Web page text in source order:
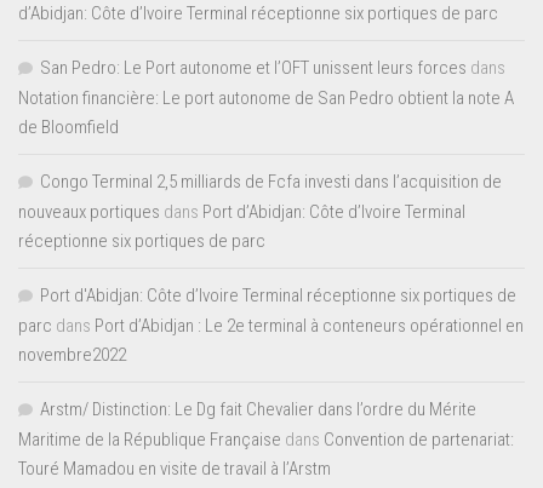
d’Abidjan: Côte d’Ivoire Terminal réceptionne six portiques de parc
San Pedro: Le Port autonome et l’OFT unissent leurs forces dans
Notation financière: Le port autonome de San Pedro obtient la note A
de Bloomfield
Congo Terminal 2,5 milliards de Fcfa investi dans l’acquisition de
nouveaux portiques dans Port d’Abidjan: Côte d’Ivoire Terminal
réceptionne six portiques de parc
Port d'Abidjan: Côte d’Ivoire Terminal réceptionne six portiques de
parc dans Port d’Abidjan : Le 2e terminal à conteneurs opérationnel en
novembre2022
Arstm/ Distinction: Le Dg fait Chevalier dans l’ordre du Mérite
Maritime de la République Française dans Convention de partenariat:
Touré Mamadou en visite de travail à l’Arstm